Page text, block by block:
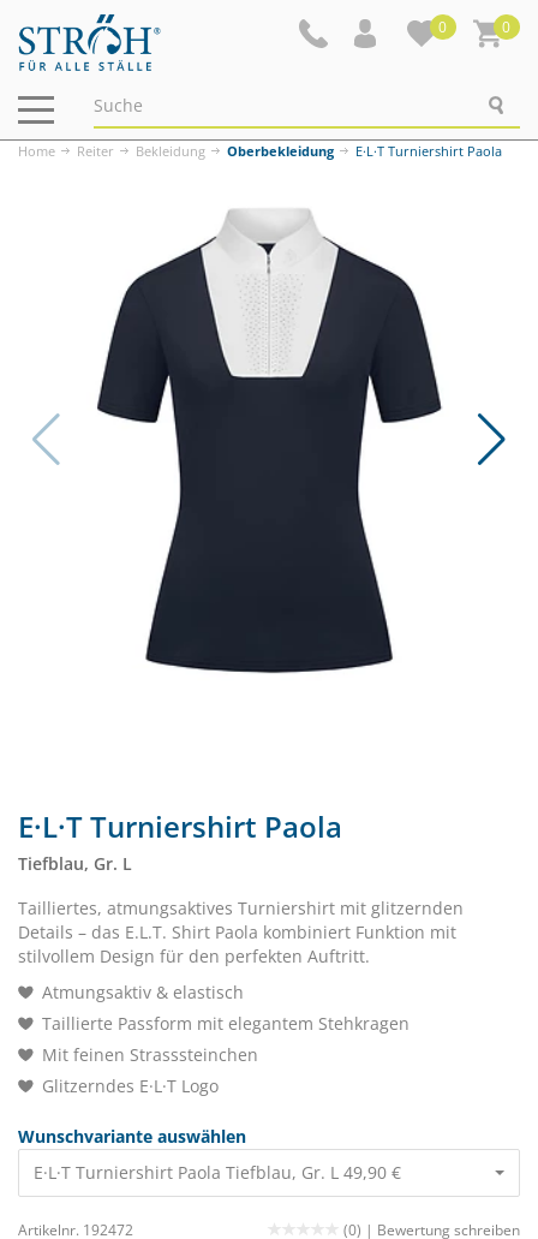
0 0
Navigation
ein-/ausblenden
Home Reiter Bekleidung Oberbekleidung E·L·T Turniershirt Paola
E·L·T Turniershirt Paola
Tiefblau, Gr. L
Tailliertes, atmungsaktives Turniershirt mit glitzernden
Details – das E.L.T. Shirt Paola kombiniert Funktion mit
stilvollem Design für den perfekten Auftritt.
Atmungsaktiv & elastisch
Taillierte Passform mit elegantem Stehkragen
Mit feinen Strasssteinchen
Glitzerndes E·L·T Logo
Wunschvariante auswählen
E·L·T Turniershirt Paola Tiefblau, Gr. L 49,90 €
Artikelnr. 192472 (0) | Bewertung schreiben